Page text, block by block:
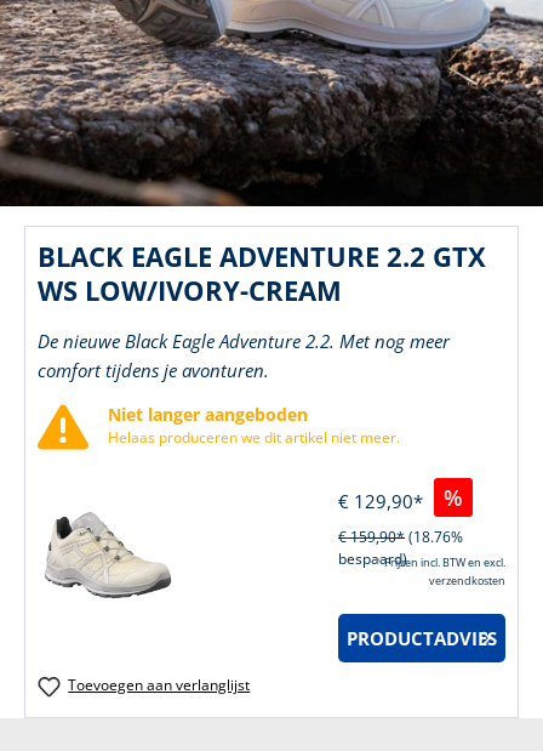
BLACK EAGLE ADVENTURE 2.2 GTX
WS LOW/IVORY-CREAM
De nieuwe Black Eagle Adventure 2.2. Met nog meer
comfort tijdens je avonturen.
Niet langer aangeboden
Helaas produceren we dit artikel niet meer.
€ 129,90* %
€ 159,90*(18.76%
bespaard)
*Prijzen incl. BTW en excl.
verzendkosten
PRODUCTADVIES
Toevoegen aan verlanglijst